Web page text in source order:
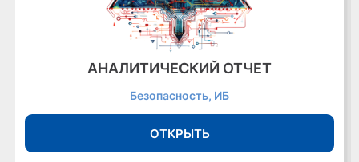
АНАЛИТИЧЕСКИЙ ОТЧЕТ
Безопасность, ИБ
ОТКРЫТЬ